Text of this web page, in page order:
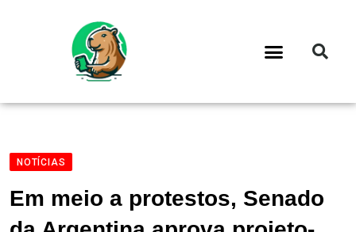
NOTÍCIAS
Em meio a protestos, Senado